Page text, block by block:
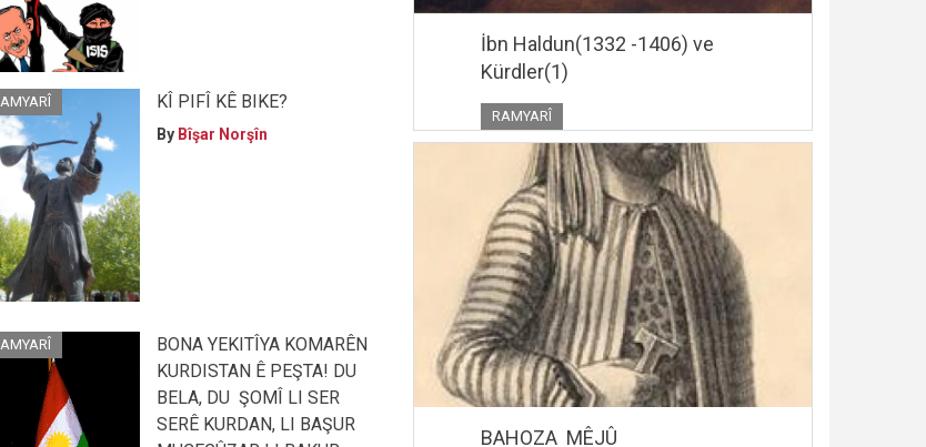
KÎ PIFÎ KÊ BIKE?
By Bîşar Norşîn
BONA YEKITÎYA KOMARÊN
KURDISTAN Ê PEŞTA! DU
BELA, DU ŞOMÎ LI SER
SERÊ KURDAN, LI BAŞUR
İbn Haldun(1332 -1406) ve
Kürdler(1)
RAMYARÎ
BAHOZA MÊJÛ